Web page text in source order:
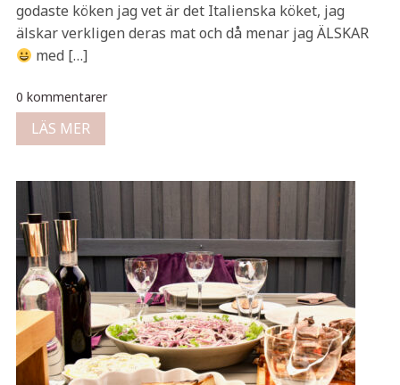
godaste köken jag vet är det Italienska köket, jag
älskar verkligen deras mat och då menar jag ÄLSKAR
med […]
0 kommentarer
LÄS MER